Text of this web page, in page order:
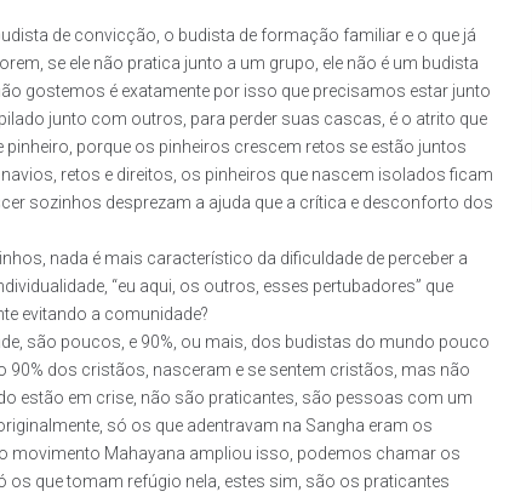
de convicção, o budista de formação familiar e o que já
se ele não pratica junto a um grupo, ele não é um budista
gostemos é exatamente por isso que precisamos estar junto
junto com outros, para perder suas cascas, é o atrito que
porque os pinheiros crescem retos se estão juntos
retos e direitos, os pinheiros que nascem isolados ficam
sozinhos desprezam a ajuda que a crítica e desconforto dos
nada é mais característico da dificuldade de perceber a
“eu aqui, os outros, esses pertubadores” que
evitando a comunidade?
são poucos, e 90%, ou mais, dos budistas do mundo pouco
dos cristãos, nasceram e se sentem cristãos, mas não
estão em crise, não são praticantes, são pessoas com um
só os que adentravam na Sangha eram os
movimento Mahayana ampliou isso, podemos chamar os
os que tomam refúgio nela, estes sim, são os praticantes